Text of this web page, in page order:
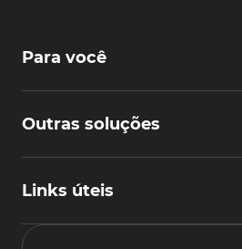
Para você
Outras soluções
Links úteis